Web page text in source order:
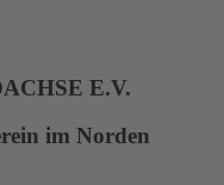
E.V.
im Norden